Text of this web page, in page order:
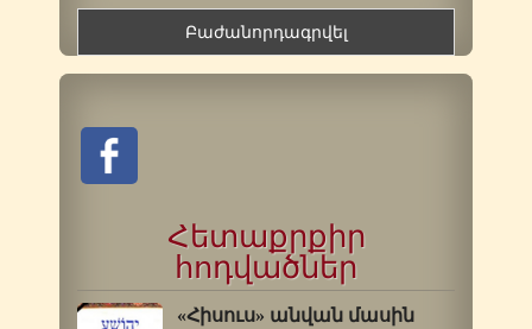
Հետաքրքիր
հոդվածներ
«Հիսուս» անվան մասին